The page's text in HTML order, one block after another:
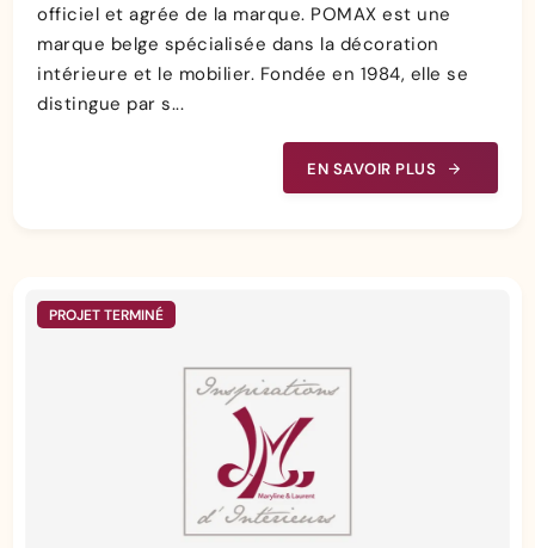
officiel et agrée de la marque. POMAX est une
marque belge spécialisée dans la décoration
intérieure et le mobilier. Fondée en 1984, elle se
distingue par s...
EN SAVOIR PLUS
PROJET TERMINÉ